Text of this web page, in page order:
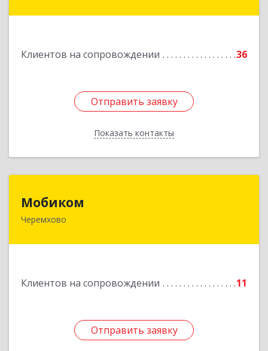
Клиентов на сопровождении 36
Отправить заявку
Показать контакты
Отправить заявку
Назад
Мобиком
Черемхово
Клиентов на сопровождении 11
Отправить заявку
Отправить заявку